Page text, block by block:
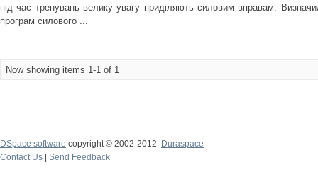
під час тренувань велику увагу приділяють силовим вправам.
програм силового ...
Now showing items 1-1 of 1
DSpace software copyright © 2002-2012
Duraspace
Contact Us
Send Feedback